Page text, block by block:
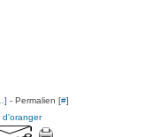
] - Permalien [#]
d'oranger